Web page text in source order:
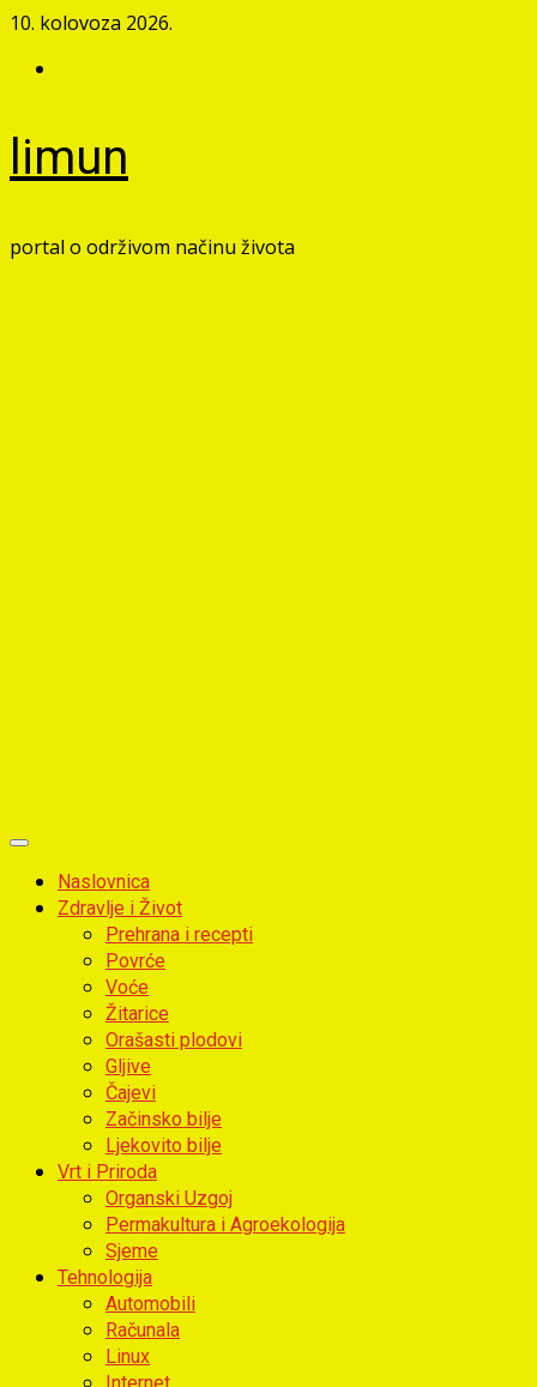
Skip
content
10. kolovoza 2026.
limun
portal o održivom načinu života
Primary
MenuNaslovnica
Zdravlje i Život
Prehrana i recepti
Povrće
Voće
Žitarice
Orašasti plodovi
Gljive
Čajevi
Začinsko bilje
Ljekovito bilje
Vrt i Priroda
Organski Uzgoj
Permakultura i Agroekologija
Sjeme
Tehnologija
Automobili
Računala
Linux